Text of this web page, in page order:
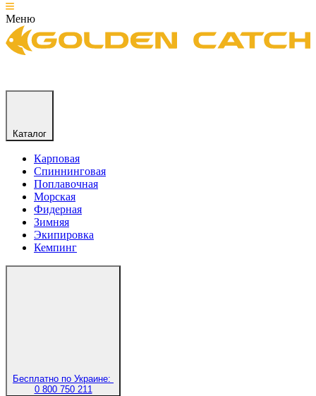
Меню
Каталог
Карповая
Спиннинговая
Поплавочная
Морская
Фидерная
Зимняя
Экипировка
Кемпинг
Бесплатно по Украине:
0 800 750 211